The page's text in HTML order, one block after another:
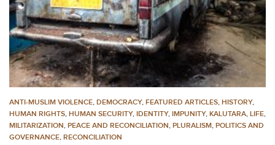
ANTI-MUSLIM VIOLENCE, DEMOCRACY, FEATURED ARTICLES, HISTORY,
HUMAN RIGHTS, HUMAN SECURITY, IDENTITY, IMPUNITY, KALUTARA, LIFE,
MILITARIZATION, PEACE AND RECONCILIATION, PLURALISM, POLITICS AND
GOVERNANCE, RECONCILIATION